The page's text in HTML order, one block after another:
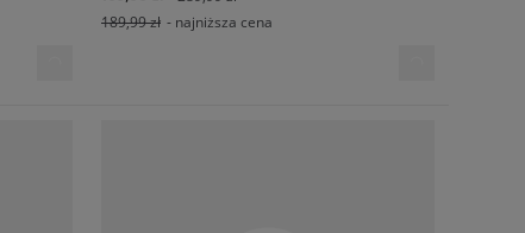
189,99 zł - najniższa cena